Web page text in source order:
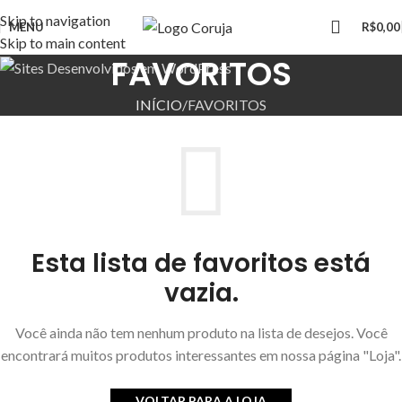
Skip to navigation
Skip to main content
MENU R$0,00
FAVORITOS
INÍCIO FAVORITOS
Esta lista de favoritos está
vazia.
Você ainda não tem nenhum produto na lista de desejos. Você
encontrará muitos produtos interessantes em nossa página "Loja".
HOSPEDAGEM PROFISSIONAL
SUPORTE 24 HORAS